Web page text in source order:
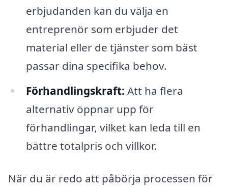
erbjudanden kan du välja en
entreprenör som erbjuder det
material eller de tjänster som bäst
passar dina specifika behov.
Förhandlingskraft: Att ha flera
alternativ öppnar upp för
förhandlingar, vilket kan leda till en
bättre totalpris och villkor.
När du är redo att påbörja processen för